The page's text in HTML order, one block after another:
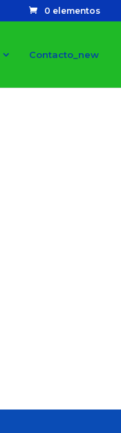
0 elementos
Contacto_new